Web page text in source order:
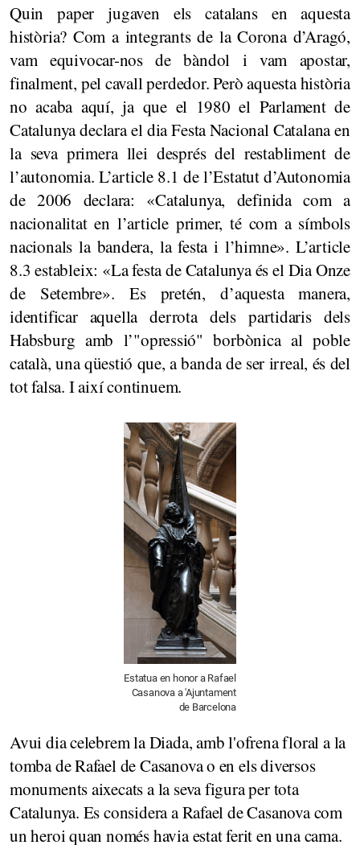
Quin paper jugaven els catalans en aquesta
història? Com a integrants de la Corona d’Aragó,
vam equivocar-nos de bàndol i vam apostar,
finalment, pel cavall perdedor. Però aquesta història
no acaba aquí, ja que el 1980 el Parlament de
Catalunya declara el dia Festa Nacional Catalana en
la seva primera llei després del restabliment de
l’autonomia. L’article 8.1 de l’Estatut d’Autonomia
de 2006 declara: «Catalunya, definida com a
nacionalitat en l’article primer, té com a símbols
nacionals la bandera, la festa i l’himne». L’article
8.3 estableix: «La festa de Catalunya és el Dia Onze
de Setembre». Es pretén, d’aquesta manera,
identificar aquella derrota dels partidaris dels
Habsburg amb l’"opressió" borbònica al poble
català, una qüestió que, a banda de ser irreal, és del
tot falsa. I així continuem.
Estatua en honor a Rafael
Casanova a 'Ajuntament
de Barcelona
Avui dia celebrem la Diada, amb l'ofrena floral a la
tomba de Rafael de Casanova o en els diversos
monuments aixecats a la seva figura per tota
Catalunya. Es considera a Rafael de Casanova com
un heroi quan només havia estat ferit en una cama.